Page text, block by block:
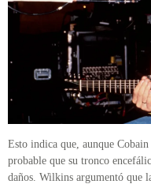
Esto indica que, aunque
probable que su tronco
daños. Wilkins argumentó que